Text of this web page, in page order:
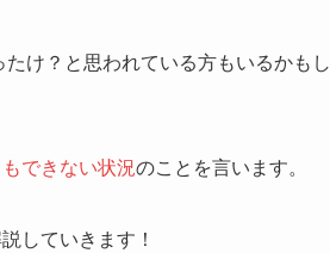
たけ？と思われている方もいるかもし
できない状況のことを言います。
していきます！